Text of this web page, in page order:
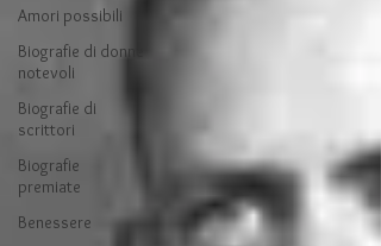
Amori possibili
Biografie di donne
notevoli
Biografie di
scrittori
Biografie
premiate
Benessere